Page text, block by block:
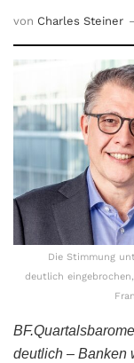
von Charles Steiner
Die Stimmung
deutlich
deutlich – Banken